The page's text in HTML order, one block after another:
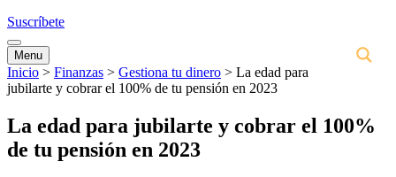
Suscríbete
Menu
Inicio > Finanzas > Gestiona tu dinero > La edad para
jubilarte y cobrar el 100% de tu pensión en 2023
La edad para jubilarte y cobrar el 100%
de tu pensión en 2023